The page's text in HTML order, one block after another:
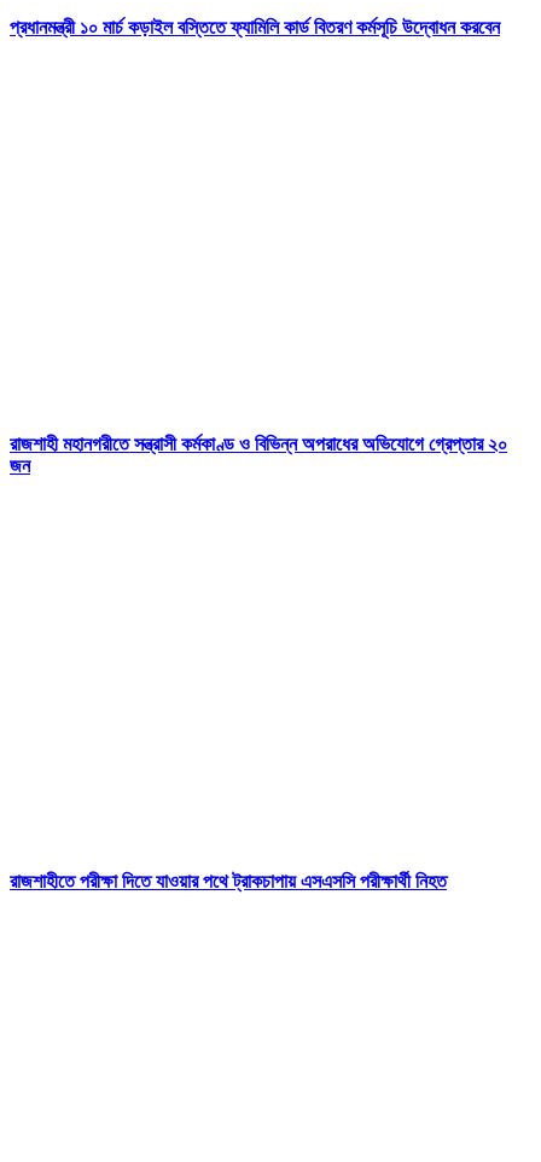
প্রধানমন্ত্রী ১০ মার্চ কড়াইল বস্তিতে ফ্যামিলি কার্ড বিতরণ কর্মসূচি উদ্বোধন করবেন
রাজশাহী মহানগরীতে সন্ত্রাসী কর্মকাণ্ড ও বিভিন্ন অপরাধের অভিযোগে গ্রেপ্তার ২০
জন
রাজশাহীতে পরীক্ষা দিতে যাওয়ার পথে ট্রাকচাপায় এসএসসি পরীক্ষার্থী নিহত